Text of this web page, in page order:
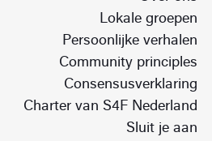
Lokale groepen
Persoonlijke verhalen
Community principles
Consensusverklaring
Charter van S4F Nederland
Sluit je aan